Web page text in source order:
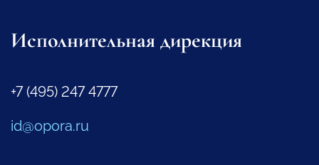
Исполнительная дирекция
+7 (495) 247 4777
id@opora.ru